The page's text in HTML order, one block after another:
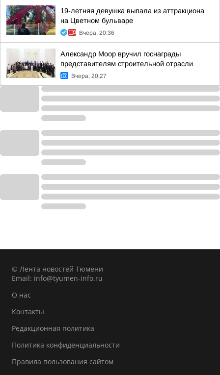
19-летняя девушка выпала из аттракциона
на Цветном бульваре
Вчера, 20:36
Александр Моор вручил госнаграды
представителям строительной отрасли
Вчера, 20:27
© Лента новостей Тюмени
Email: info@tyumen-info.ru
О нас
Контакты
Редакционная политика
Политика конфиденциальности
Правила пользования сайтом